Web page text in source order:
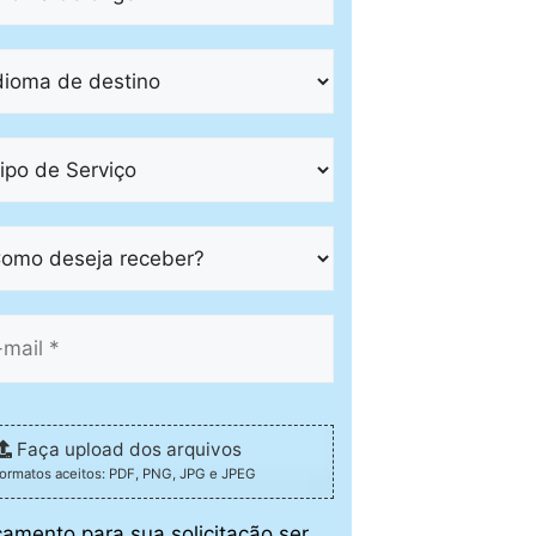
Faça upload dos arquivos
aceitos: PDF, PNG, JPG e JPEG